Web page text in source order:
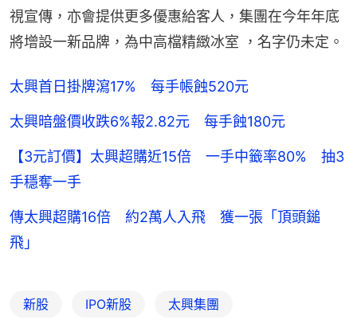
視宣傳，亦會提供更多優惠給客人，集團在今年年底
將增設一新品牌，為中高檔精緻冰室 ，名字仍未定。
太興首日掛牌瀉17% 每手帳蝕520元
太興暗盤價收跌6%報2.82元 每手蝕180元
【3元訂價】太興超購近15倍 一手中籤率80% 抽3
手穩奪一手
傳太興超購16倍 約2萬人入飛 獲一張「頂頭鎚
飛」
新股 IPO新股 太興集團